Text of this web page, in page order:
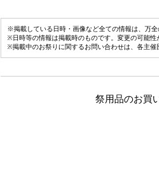
※掲載している日時・画像など全ての情報は、万
※日時等の情報は掲載時のものです。変更の可能性
※掲載中のお祭りに関するお問い合わせは、各主催
祭用品のお買